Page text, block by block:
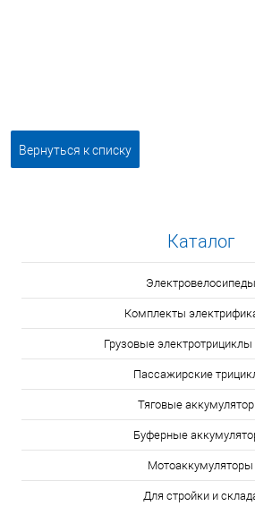
Вернуться к списку
Каталог
Электровелосипеды
Комплекты
Грузовые
Пассажирские
Тяговые
Буферные
Мотоаккумуляторы
Для стройки и